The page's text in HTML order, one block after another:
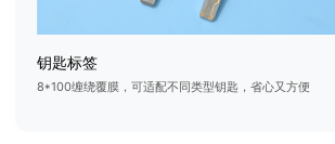
钥匙标签
8*100缠绕覆膜，可适配不同类型钥匙，省心又方便